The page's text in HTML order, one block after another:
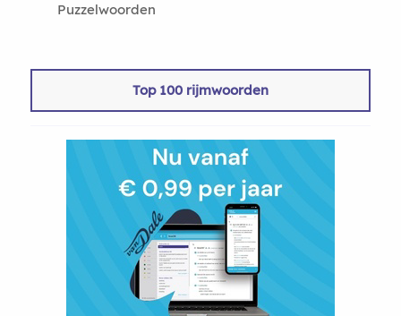
Puzzelwoorden
Top 100 rijmwoorden